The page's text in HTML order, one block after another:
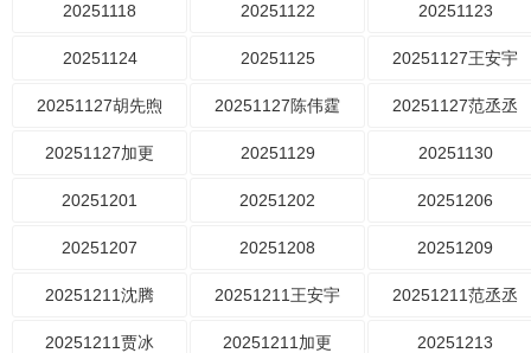
20251118 20251122 20251123
20251124 20251125 20251127王安宇
20251127胡先煦 20251127陈伟霆 20251127范丞丞
20251127加更 20251129 20251130
20251201 20251202 20251206
20251207 20251208 20251209
20251211沈腾 20251211王安宇 20251211范丞丞
20251211贾冰 20251211加更 20251213